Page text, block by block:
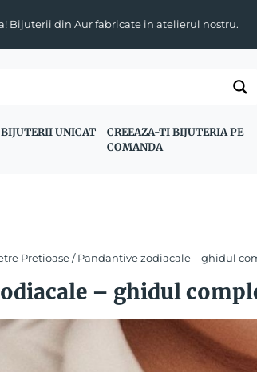
Bijuterii din Aur fabricate in atelierul nostru.
UNICAT
CREEAZA-TI BIJUTERIA PE
COMANDA
Pretioase/ Pandantive zodiacale – ghidul
– ghidul